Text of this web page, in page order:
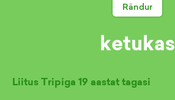
Rändur
ketukas
Liitus Tripiga 19 aastat tagasi